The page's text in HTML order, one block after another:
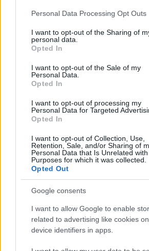
Please note that this website/app uses
not limited to your visit or usage
grant or deny consent to Google and its
use your data for below specified
consent section.
Personal Data Processing Opt Outs
I want to opt-out of the Sharing of
personal data.
Opted In
I want to opt-out of the Sale of my
Personal Data.
Opted In
I want to opt-out of processing my
Personal Data for Targeted
Opted In
I want to opt-out of Collection, Use,
Retention, Sale, and/or Sharing of
Personal Data that Is Unrelated
Purposes for which it was collected.
Opted Out
Google consents
I want to allow Google to enable
related to advertising like cookies
device identifiers in apps.
Σχόλια
Μυστράς: 11 μήνες με
αναστολή στον 55χρονο
που έβαλε την σορό του
πατέρα του σε καταψύκτη
– «Ήταν ο τελευταίος
άνθρωπος μου και ήθελα
να τον βλέπω»